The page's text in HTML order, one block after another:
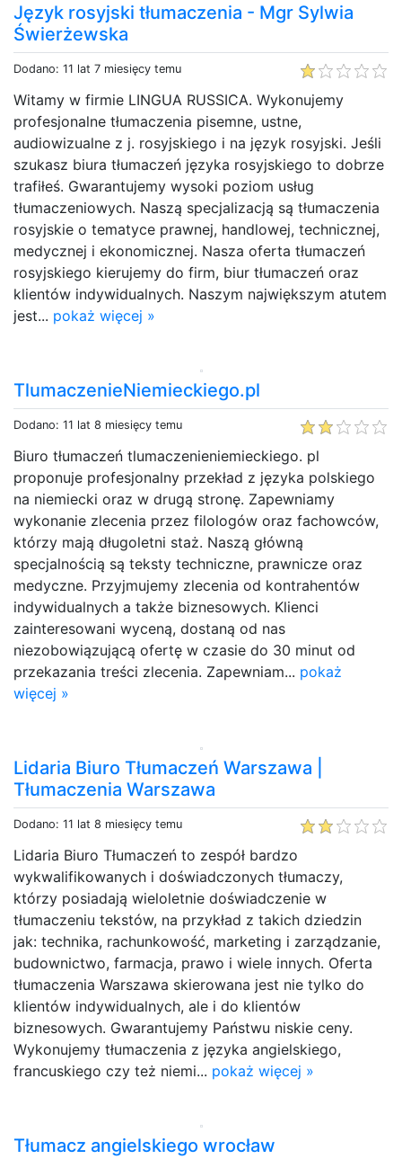
Język rosyjski tłumaczenia - Mgr Sylwia
Świerżewska
Dodano: 11 lat 7 miesięcy temu
Witamy w firmie LINGUA RUSSICA. Wykonujemy
profesjonalne tłumaczenia pisemne, ustne,
audiowizualne z j. rosyjskiego i na język rosyjski. Jeśli
szukasz biura tłumaczeń języka rosyjskiego to dobrze
trafiłeś. Gwarantujemy wysoki poziom usług
tłumaczeniowych. Naszą specjalizacją są tłumaczenia
rosyjskie o tematyce prawnej, handlowej, technicznej,
medycznej i ekonomicznej. Nasza oferta tłumaczeń
rosyjskiego kierujemy do firm, biur tłumaczeń oraz
klientów indywidualnych. Naszym największym atutem
jest... pokaż więcej »
TlumaczenieNiemieckiego.pl
Dodano: 11 lat 8 miesięcy temu
Biuro tłumaczeń tlumaczenieniemieckiego. pl
proponuje profesjonalny przekład z języka polskiego
na niemiecki oraz w drugą stronę. Zapewniamy
wykonanie zlecenia przez filologów oraz fachowców,
którzy mają długoletni staż. Naszą główną
specjalnością są teksty techniczne, prawnicze oraz
medyczne. Przyjmujemy zlecenia od kontrahentów
indywidualnych a także biznesowych. Klienci
zainteresowani wyceną, dostaną od nas
niezobowiązującą ofertę w czasie do 30 minut od
przekazania treści zlecenia. Zapewniam... pokaż
więcej »
Lidaria Biuro Tłumaczeń Warszawa |
Tłumaczenia Warszawa
Dodano: 11 lat 8 miesięcy temu
Lidaria Biuro Tłumaczeń to zespół bardzo
wykwalifikowanych i doświadczonych tłumaczy,
którzy posiadają wieloletnie doświadczenie w
tłumaczeniu tekstów, na przykład z takich dziedzin
jak: technika, rachunkowość, marketing i zarządzanie,
budownictwo, farmacja, prawo i wiele innych. Oferta
tłumaczenia Warszawa skierowana jest nie tylko do
klientów indywidualnych, ale i do klientów
biznesowych. Gwarantujemy Państwu niskie ceny.
Wykonujemy tłumaczenia z języka angielskiego,
francuskiego czy też niemi... pokaż więcej »
Tłumacz angielskiego wrocław